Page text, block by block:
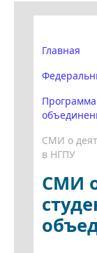
Главная
Программа
СМИ о
в НГПУ
СМИ